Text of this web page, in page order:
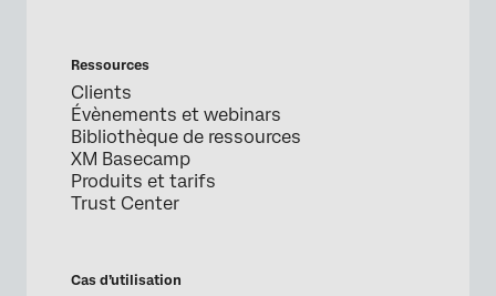
Ressources
Clients
Évènements et webinars
Bibliothèque de ressources
XM Basecamp
Produits et tarifs
Trust Center
Cas d’utilisation